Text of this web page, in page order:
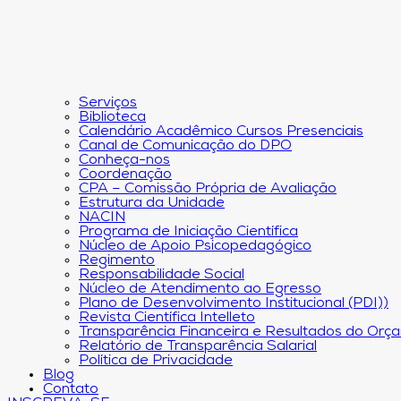
Serviços
Biblioteca
Calendário Acadêmico Cursos Presenciais
Canal de Comunicação do DPO
Conheça-nos
Coordenação
CPA – Comissão Própria de Avaliação
Estrutura da Unidade
NACIN
Programa de Iniciação Científica
Núcleo de Apoio Psicopedagógico
Regimento
Responsabilidade Social
Núcleo de Atendimento ao Egresso
Plano de Desenvolvimento Institucional (PDI))
Revista Científica Intelleto
Transparência Financeira e Resultados do
Relatório de Transparência Salarial
Política de Privacidade
Blog
Contato